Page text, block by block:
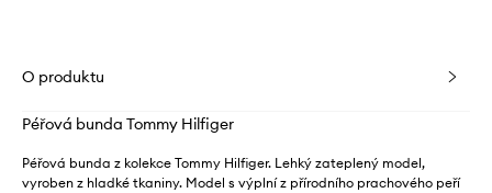
O produktu
Péřová bunda Tommy Hilfiger
Péřová bunda z kolekce Tommy Hilfiger. Lehký zateplený model,
vyroben z hladké tkaniny. Model s výplní z přírodního prachového peří